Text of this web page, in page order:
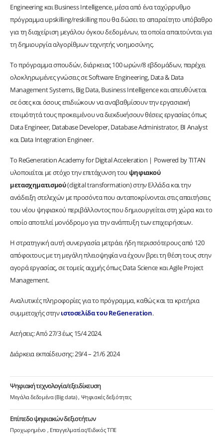
Engineering και Business Intelligence, μέσα από ένα ταχύρρυθμο
πρόγραμμα upskilling/reskilling που θα δώσει το απαραίτητο υπόβαθρο
για τη διαχείριση μεγάλου όγκου δεδομένων, τα οποία απαιτούνται για
τη δημιουργία αλγορίθμων τεχνητής νοημοσύνης.
Το πρόγραμμα σπουδών, διάρκειας 100 ωρών/8 εβδομάδων, παρέχει
ολοκληρωμένες γνώσεις σε Software Engineering, Data & Data
Management Systems, Big Data, Business Intelligence και απευθύνεται
σε όσες και όσους επιδιώκουν να αναβαθμίσουν την εργασιακή
ετοιμότητά τους προκειμένου να διεκδικήσουν θέσεις εργασίας όπως
Data Engineer, Database Developer, Database Administrator, BI Analyst
και Data Integration Engineer.
To ReGeneration Academy for Digital Acceleration | Powered by TITAN
υλοποιείται με στόχο την επιτάχυνση του ψηφιακού
μετασχηματισμού(digital transformation) στην Ελλάδα και την
ανάδειξη στελεχών με προσόντα που ανταποκρίνονται στις απαιτήσεις
του νέου ψηφιακού περιβάλλοντος που δημιουργείται στη χώρα και το
οποίο αποτελεί μονόδρομο για την ανάπτυξη των επιχειρήσεων.
Η στρατηγική αυτή συνεργασία μετράει ήδη περισσότερους από 120
απόφοιτους με τη μεγάλη πλειοψηφία να έχουν βρει τη θέση τους στην
αγορά εργασίας, σε τομείς αιχμής όπως Data Science και Agile Project
Management.
Αναλυτικές πληροφορίες για το πρόγραμμα, καθώς και τα κριτήρια
συμμετοχής στηνιστοσελίδα του ReGeneration.
Αιτήσεις: Από 27/3 έως 15/4 2024.
Διάρκεια εκπαίδευσης: 29/4 – 21/6 2024
Ψηφιακή τεχνολογία/εξειδίκευση
Μεγάλα δεδομένα (Big data) Ψηφιακές δεξιότητες
Επίπεδο ψηφιακών δεξιοτήτων
Προχωρημένο Επαγγελματίας/Ειδικός ΤΠΕ